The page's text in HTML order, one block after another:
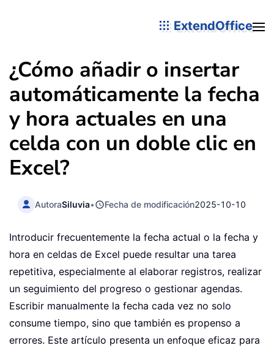
ExtendOffice
¿Cómo añadir o insertar
automáticamente la fecha
y hora actuales en una
celda con un doble clic en
Excel?
AutoraSiluvia• Fecha de modificación2025-10-10
Introducir frecuentemente la fecha actual o la fecha y
hora en celdas de Excel puede resultar una tarea
repetitiva, especialmente al elaborar registros, realizar
un seguimiento del progreso o gestionar agendas.
Escribir manualmente la fecha cada vez no solo
consume tiempo, sino que también es propenso a
errores. Este artículo presenta un enfoque eficaz para